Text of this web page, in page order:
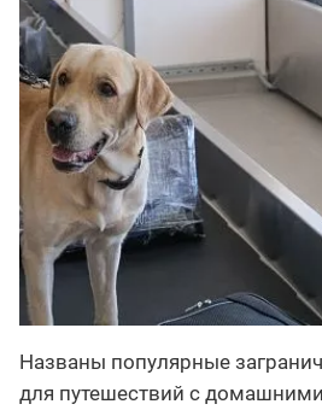
Названы популярные
для путешествий с